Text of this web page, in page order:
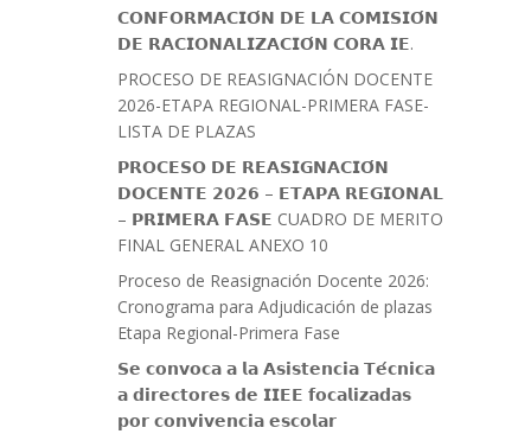
𝗖𝗢𝗡𝗙𝗢𝗥𝗠𝗔𝗖𝗜𝗢́𝗡 𝗗𝗘 𝗟𝗔 𝗖𝗢𝗠𝗜𝗦𝗜𝗢́𝗡
𝗗𝗘 𝗥𝗔𝗖𝗜𝗢𝗡𝗔𝗟𝗜𝗭𝗔𝗖𝗜𝗢́𝗡 𝗖𝗢𝗥𝗔 𝗜𝗘.
PROCESO DE REASIGNACIÓN DOCENTE
2026-ETAPA REGIONAL-PRIMERA FASE-
LISTA DE PLAZAS
𝗣𝗥𝗢𝗖𝗘𝗦𝗢 𝗗𝗘 𝗥𝗘𝗔𝗦𝗜𝗚𝗡𝗔𝗖𝗜𝗢́𝗡
𝗗𝗢𝗖𝗘𝗡𝗧𝗘 𝟮𝟬𝟮𝟲 – 𝗘𝗧𝗔𝗣𝗔 𝗥𝗘𝗚𝗜𝗢𝗡𝗔𝗟
– 𝗣𝗥𝗜𝗠𝗘𝗥𝗔 𝗙𝗔𝗦𝗘 CUADRO DE MERITO
FINAL GENERAL ANEXO 10
Proceso de Reasignación Docente 2026:
Cronograma para Adjudicación de plazas
Etapa Regional-Primera Fase
𝗦𝗲 𝗰𝗼𝗻𝘃𝗼𝗰𝗮 𝗮 𝗹𝗮 𝗔𝘀𝗶𝘀𝘁𝗲𝗻𝗰𝗶𝗮 𝗧𝗲́𝗰𝗻𝗶𝗰𝗮
𝗮 𝗱𝗶𝗿𝗲𝗰𝘁𝗼𝗿𝗲𝘀 𝗱𝗲 𝗜𝗜𝗘𝗘 𝗳𝗼𝗰𝗮𝗹𝗶𝘇𝗮𝗱𝗮𝘀
𝗽𝗼𝗿 𝗰𝗼𝗻𝘃𝗶𝘃𝗲𝗻𝗰𝗶𝗮 𝗲𝘀𝗰𝗼𝗹𝗮𝗿